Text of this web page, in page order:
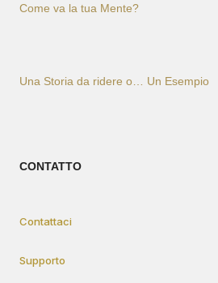
Come va la tua Mente?
Una Storia da ridere o… Un Esempio
CONTATTO
Contattaci
Supporto